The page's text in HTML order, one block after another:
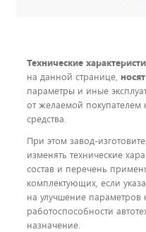
Технические
на данной странице,
параметры и иные
от желаемой покупателем
средства.
При этом завод-
изменять технические
состав и перечень
комплектующих, если
на улучшение параметров
работоспособности
назначение.